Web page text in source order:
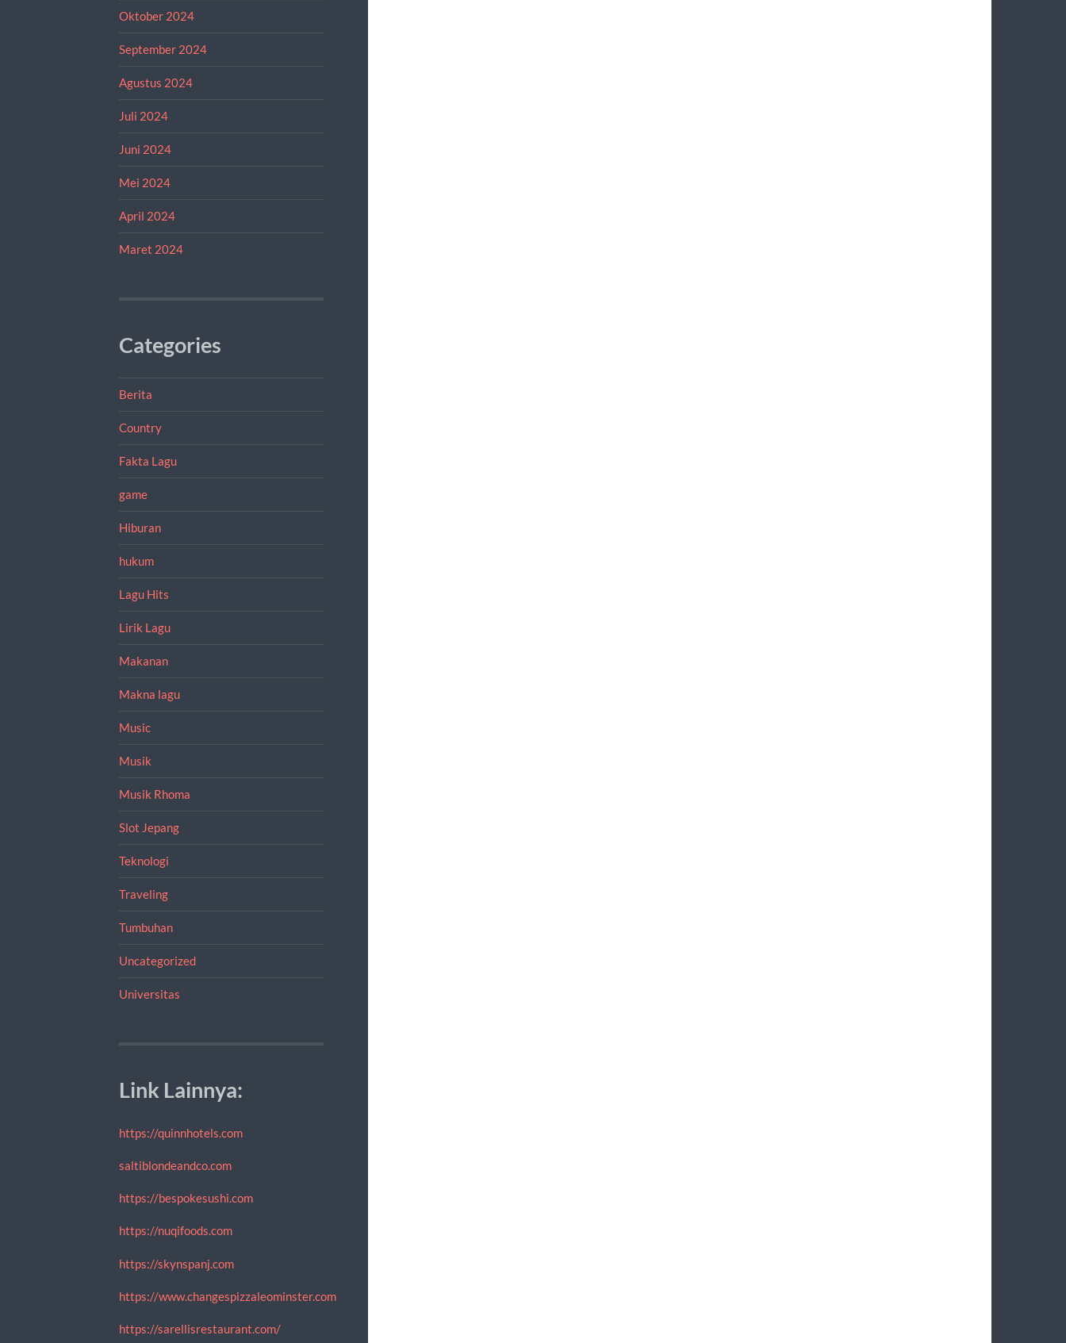
Oktober 2024
September 2024
Agustus 2024
Juli 2024
Juni 2024
Mei 2024
April 2024
Maret 2024
Categories
Berita
Country
Fakta Lagu
game
Hiburan
hukum
Lagu Hits
Lirik Lagu
Makanan
Makna lagu
Music
Musik
Musik Rhoma
Slot Jepang
Teknologi
Traveling
Tumbuhan
Uncategorized
Universitas
Link Lainnya:
https://quinnhotels.com
saltiblondeandco.com
https://bespokesushi.com
https://nuqifoods.com
https://skynspanj.com
https://www.changespizzaleominster.com
https://sarellisrestaurant.com/